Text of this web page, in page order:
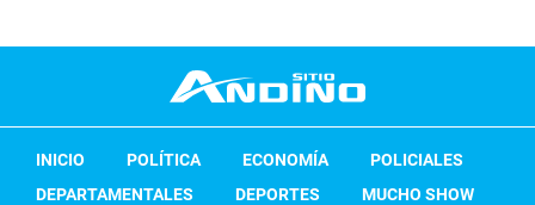
INICIO POLÍTICA ECONOMÍA
POLICIALES
DEPARTAMENTALES
DEPORTES
MUCHO SHOW